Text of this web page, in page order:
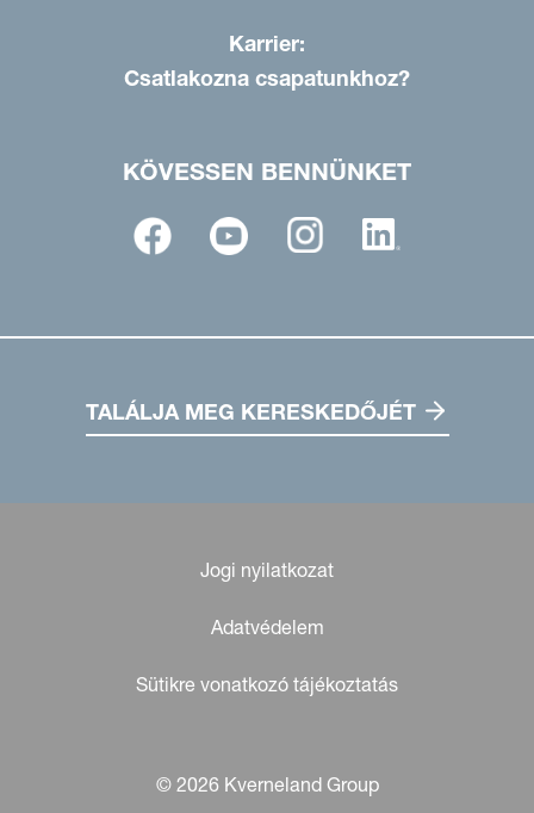
Karrier:
Csatlakozna csapatunkhoz?
KÖVESSEN BENNÜNKET
TALÁLJA MEG KERESKEDŐJÉT
Jogi nyilatkozat
Adatvédelem
Sütikre vonatkozó tájékoztatás
© 2026 Kverneland Group